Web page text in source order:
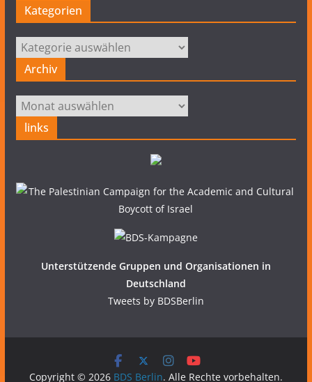
Kategorien
Kategorien
Archiv
Archiv
links
Unterstützende Gruppen und Organisationen in
Deutschland
Tweets by BDSBerlin
Copyright © 2026 BDS Berlin. Alle Rechte vorbehalten.